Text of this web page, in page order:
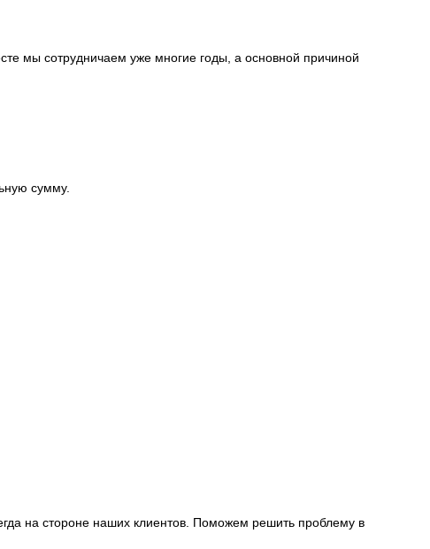
мы сотрудничаем уже многие годы, а основной причиной
сумму.
на стороне наших клиентов. Поможем решить проблему в